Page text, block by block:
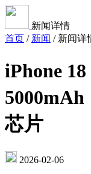
新闻详情
首页 / 新闻 / 新闻详
iPhone
5000mAh
芯片
2026-02-06